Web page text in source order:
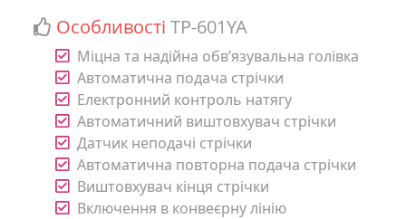
Особливості TP-601YA
Міцна та надійна обв’язувальна голівка
Автоматична подача стрічки
Електронний контроль натягу
Автоматичний виштовхувач стрічки
Датчик неподачі стрічки
Автоматична повторна подача стрічки
Виштовхувач кінця стрічки
Включення в конвеєрну лінію